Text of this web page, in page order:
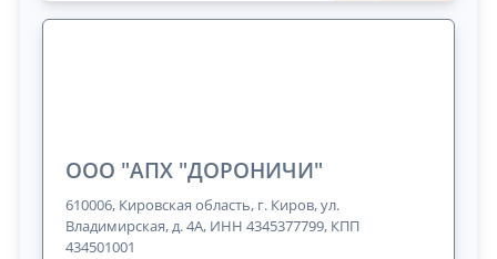
ООО "АПХ "ДОРОНИЧИ"
610006, Кировская область, г. Киров, ул.
Владимирская, д. 4А, ИНН 4345377799, КПП
434501001